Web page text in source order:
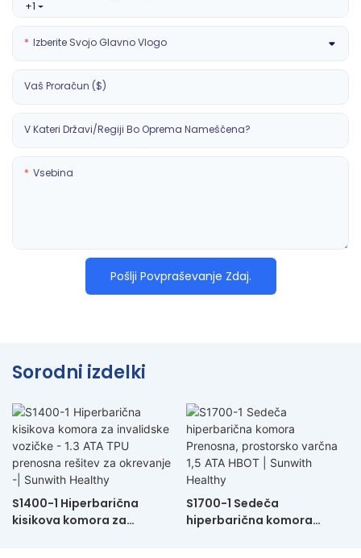
+1
Izberite Svojo Glavno Vlogo
Vaš Proračun ($)
V Kateri Državi/regiji Bo Oprema Nameščena?
Vsebina
Pošlji Povpraševanje Zdaj.
Sorodni izdelki
S1400-1 Hiperbarična
kisikova komora za
S1700-1 Sedeča
hiperbarična komora